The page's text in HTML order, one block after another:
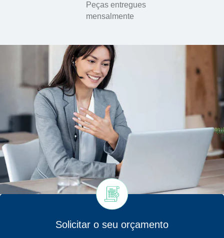
Peças entregues
mensalmente
Solicitar o seu orçamento